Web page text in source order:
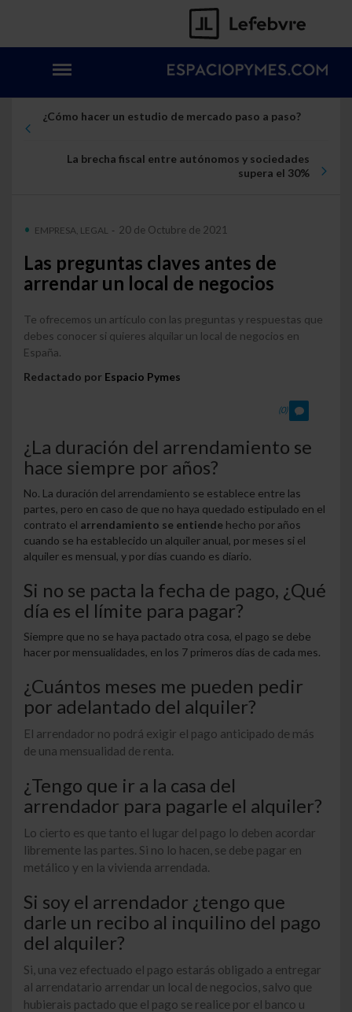
¿Cómo hacer un estudio de mercado paso a paso?
La brecha fiscal entre autónomos y sociedades
supera el 30%
EMPRESA, LEGAL - 20 de Octubre de 2021
Las preguntas claves antes de
arrendar un local de negocios
Te ofrecemos un artículo con las preguntas y respuestas que
debes conocer si quieres alquilar un local de negocios en
España.
Redactado por Espacio Pymes
(0)
¿La duración del arrendamiento se
hace siempre por años?
No. La duración del arrendamiento se establece entre las
partes, pero en caso de que no haya quedado estipulado en el
contrato el arrendamiento se entiende hecho poraños
cuando se ha establecido un alquiler anual, por meses si el
alquiler es mensual, y por días cuando es diario.
Si no se pacta la fecha de pago, ¿Qué
día es el límite para pagar?
Siempre que no se haya pactado otra cosa, el pago se debe
hacer por mensualidades, en los 7 primeros días de cada mes.
¿Cuántos meses me pueden pedir
por adelantado del alquiler?
El arrendador no podrá exigir el pago anticipado de más
de una mensualidad de renta.
¿Tengo que ir a la casa del
arrendador para pagarle el alquiler?
Lo cierto es que tanto el lugar del pago lo deben acordar
libremente las partes. Si no lo hacen, se debe pagar en
metálico y en la vivienda arrendada.
Si soy el arrendador ¿tengo que
darle un recibo al inquilino del pago
del alquiler?
Si, una vez efectuado el pago estarás obligado a entregar
al arrendatario arrendar un local de negocios, salvo que
hubierais pactado que el pago se realice por el banco u